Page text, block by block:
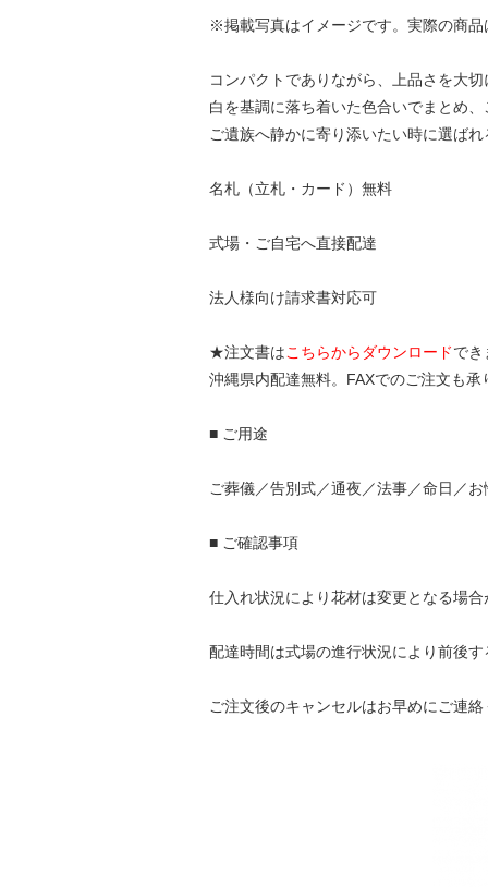
※掲載写真はイメージです。実際の商
コンパクトでありながら、上品さを大
白を基調に落ち着いた色合いでまとめ
ご遺族へ静かに寄り添いたい時に選ば
名札（立札・カード）無料
式場・ご自宅へ直接配達
法人様向け請求書対応可
★注文書はこちらからダウンロードでき
沖縄県内配達無料。FAXでのご注文も
■ ご用途
ご葬儀／告別式／通夜／法事／命日／
■ ご確認事項
仕入れ状況により花材は変更となる場
配達時間は式場の進行状況により前後
ご注文後のキャンセルはお早めにご連